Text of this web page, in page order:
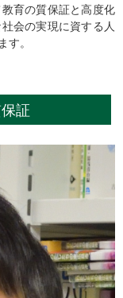
育の質保証と高度化
会の実現に資する人
す。
証